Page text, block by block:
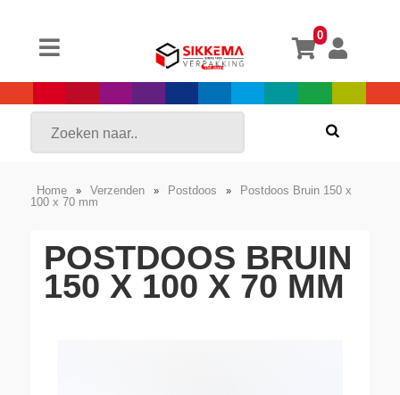
0
Home » Verzenden » Postdoos »
Postdoos Bruin 150 x
100 x 70 mm
POSTDOOS BRUIN
150 X 100 X 70 MM